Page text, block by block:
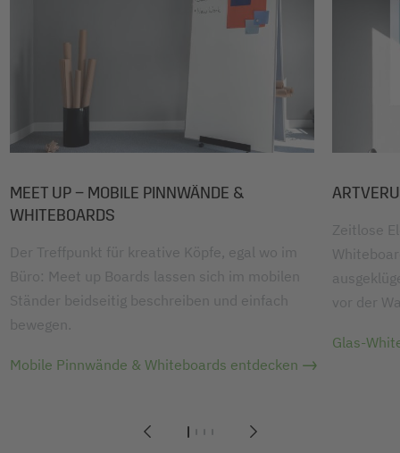
1234
MEET UP – MOBILE PINNWÄNDE &
WHITEBOARDS
Der Treffpunkt für kreative Köpfe, egal wo im
Büro: Meet up Boards lassen sich im mobilen
Ständer beidseitig beschreiben und einfach
bewegen.
Mobile Pinnwände & Whiteboards entdecken
Zeitlose
vor der
Glas-